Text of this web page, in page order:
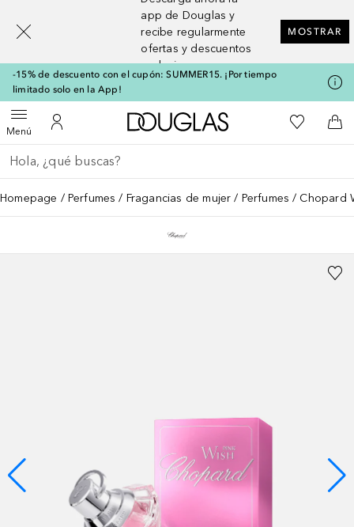
app de Douglas y
recibe regularmente
ofertas y descuentos
exclusivos
MOSTRAR
-15% de descuento con el cupón: SUMMER15. ¡Por tiempo
limitado solo en la App!
MenúAbrir menúMi cuenta
A Douglas HomeMi lista de
A
Regresar
Ejecutar búsqueda
Homepage Perfumes Fragancias de mujer Perfumes Chopard
[navigation.slideout.screenreader]